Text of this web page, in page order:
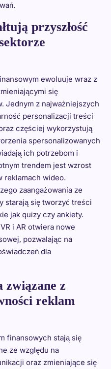
przyszłość
ewoluuje wraz z
się
Jednym z najważniejszych
personalizacji treści
częściej wykorzystują
spersonalizowanych
ich potrzebom i
trendem jest wzrost
reklamach wideo.
zaangażowania ze
starają się tworzyć treści
jak quizy czy ankiety.
i AR otwiera nowe
pozwalając na
dla
związane z
reklam
finansowych stają się
ze względu na
oraz zmieniające się